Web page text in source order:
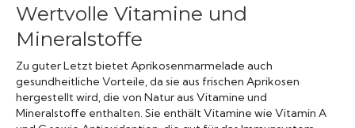
Wertvolle Vitamine und
Mineralstoffe
Zu guter Letzt bietet Aprikosenmarmelade auch
gesundheitliche Vorteile, da sie aus frischen Aprikosen
hergestellt wird, die von Natur aus Vitamine und
Mineralstoffe enthalten. Sie enthält Vitamine wie Vitamin A